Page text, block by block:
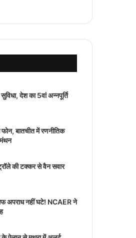
देश का 5वां अन्नपूर्ति
बातचीत में रणनीतिक
मंथन
की टक्कर से वैन सवार
अपराध नहीं घटे! NCAER ने